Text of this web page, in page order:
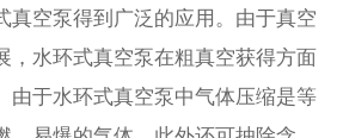
真空泵得到广泛的应用。由于真空
，水环式真空泵在粗真空获得方面
由于水环式真空泵中气体压缩是等